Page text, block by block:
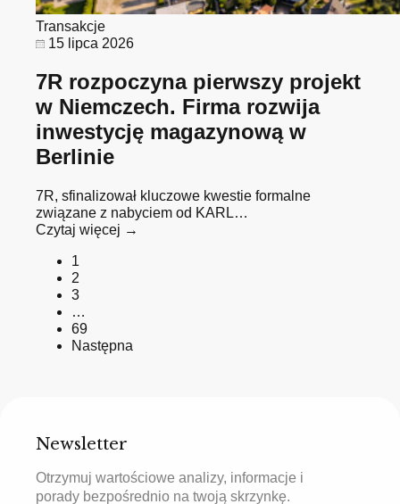
Transakcje
15 lipca 2026
7R rozpoczyna pierwszy projekt
w Niemczech. Firma rozwija
inwestycję magazynową w
Berlinie
7R, sfinalizował kluczowe kwestie formalne
związane z nabyciem od KARL…
Czytaj więcej →
1
2
3
…
69
Następna
Newsletter
Otrzymuj wartościowe analizy, informacje i
porady bezpośrednio na twoją skrzynkę.